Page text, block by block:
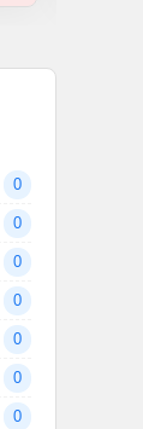
0
0
0
0
0
0
0